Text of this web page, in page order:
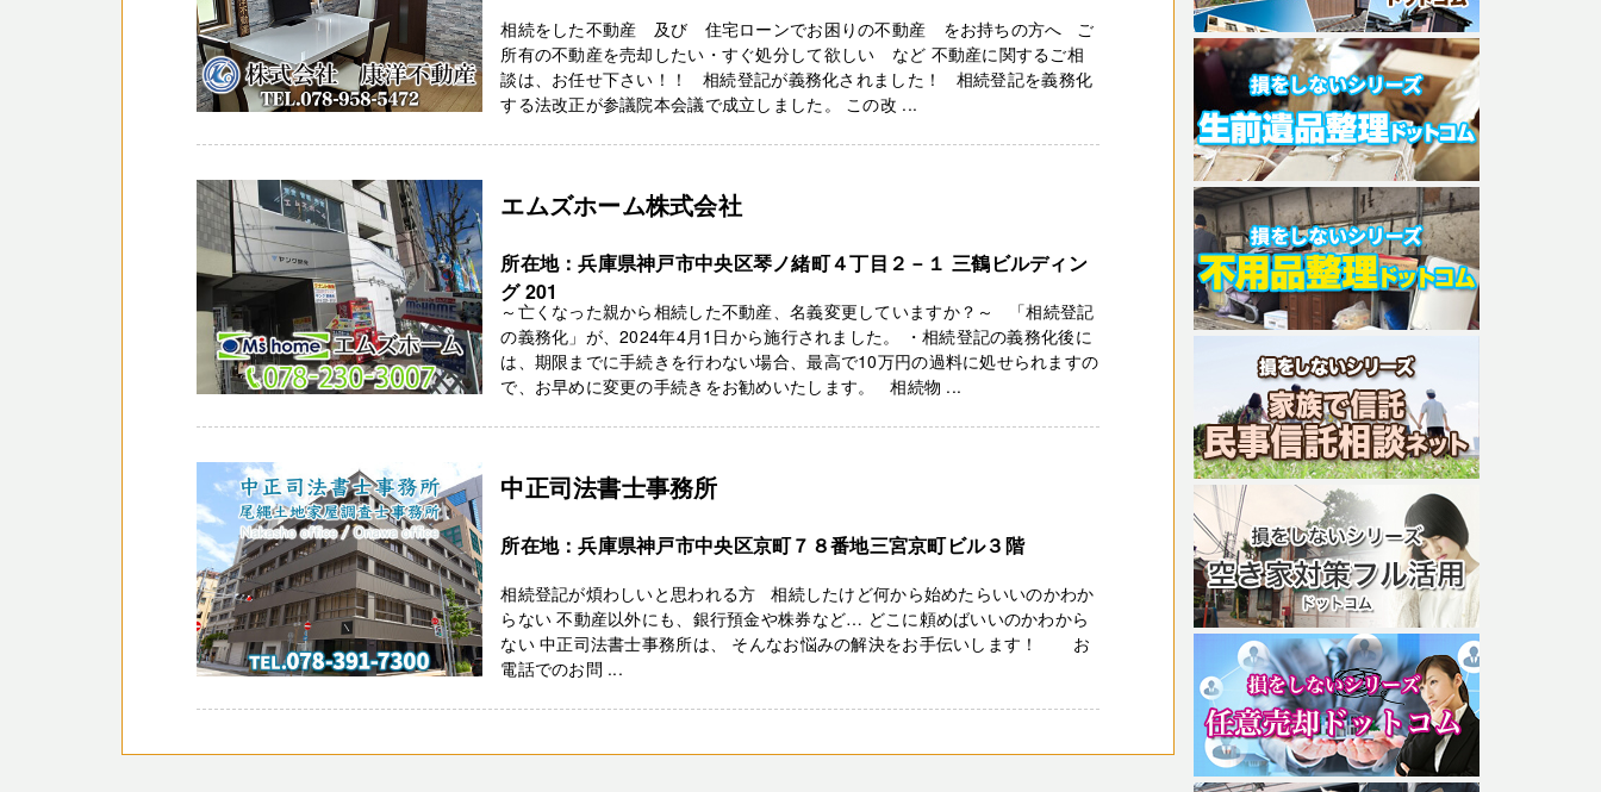
相続をした不動産 及び 住宅ローンでお困りの不動産 をお持ちの方へ ご
所有の不動産を売却したい・すぐ処分して欲しい など 不動産に関するご相
談は、お任せ下さい！！ 相続登記が義務化されました！ 相続登記を義務化
する法改正が参議院本会議で成立しました。 この改 ...
エムズホーム株式会社
所在地：兵庫県神戸市中央区琴ノ緒町４丁目２－１ 三鶴ビルディン
グ 201
～亡くなった親から相続した不動産、名義変更していますか？～ 「相続登記
の義務化」が、2024年4月1日から施行されました。 ・相続登記の義務化後に
は、期限までに手続きを行わない場合、最高で10万円の過料に処せられますの
で、お早めに変更の手続きをお勧めいたします。 相続物 ...
中正司法書士事務所
所在地：兵庫県神戸市中央区京町７８番地三宮京町ビル３階
相続登記が煩わしいと思われる方 相続したけど何から始めたらいいのかわか
らない 不動産以外にも、銀行預金や株券など… どこに頼めばいいのかわから
ない 中正司法書士事務所は、 そんなお悩みの解決をお手伝いします！ お
電話でのお問 ...